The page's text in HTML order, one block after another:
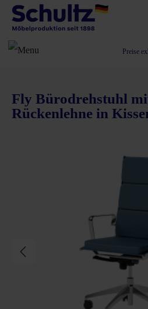
Preise
Fly Bürodrehstuhl
Rückenlehne in